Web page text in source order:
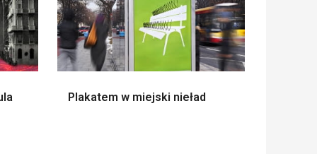
Plakatem w miejski nieład